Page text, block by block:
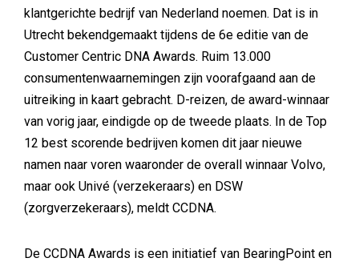
klantgerichte bedrijf van Nederland noemen. Dat is in
Utrecht bekendgemaakt tijdens de 6e editie van de
Customer Centric DNA Awards. Ruim 13.000
consumentenwaarnemingen zijn voorafgaand aan de
uitreiking in kaart gebracht. D-reizen, de award-winnaar
van vorig jaar, eindigde op de tweede plaats. In de Top
12 best scorende bedrijven komen dit jaar nieuwe
namen naar voren waaronder de overall winnaar Volvo,
maar ook Univé (verzekeraars) en DSW
(zorgverzekeraars), meldt CCDNA.
De CCDNA Awards is een initiatief van BearingPoint en